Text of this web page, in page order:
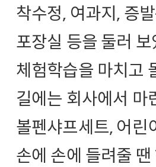
착수정, 여과지, 증
포장실 등을 둘러
체험학습을 마치고
길에는 회사에서 마
볼펜샤프세트, 어린
손에 손에 들려줄 땐